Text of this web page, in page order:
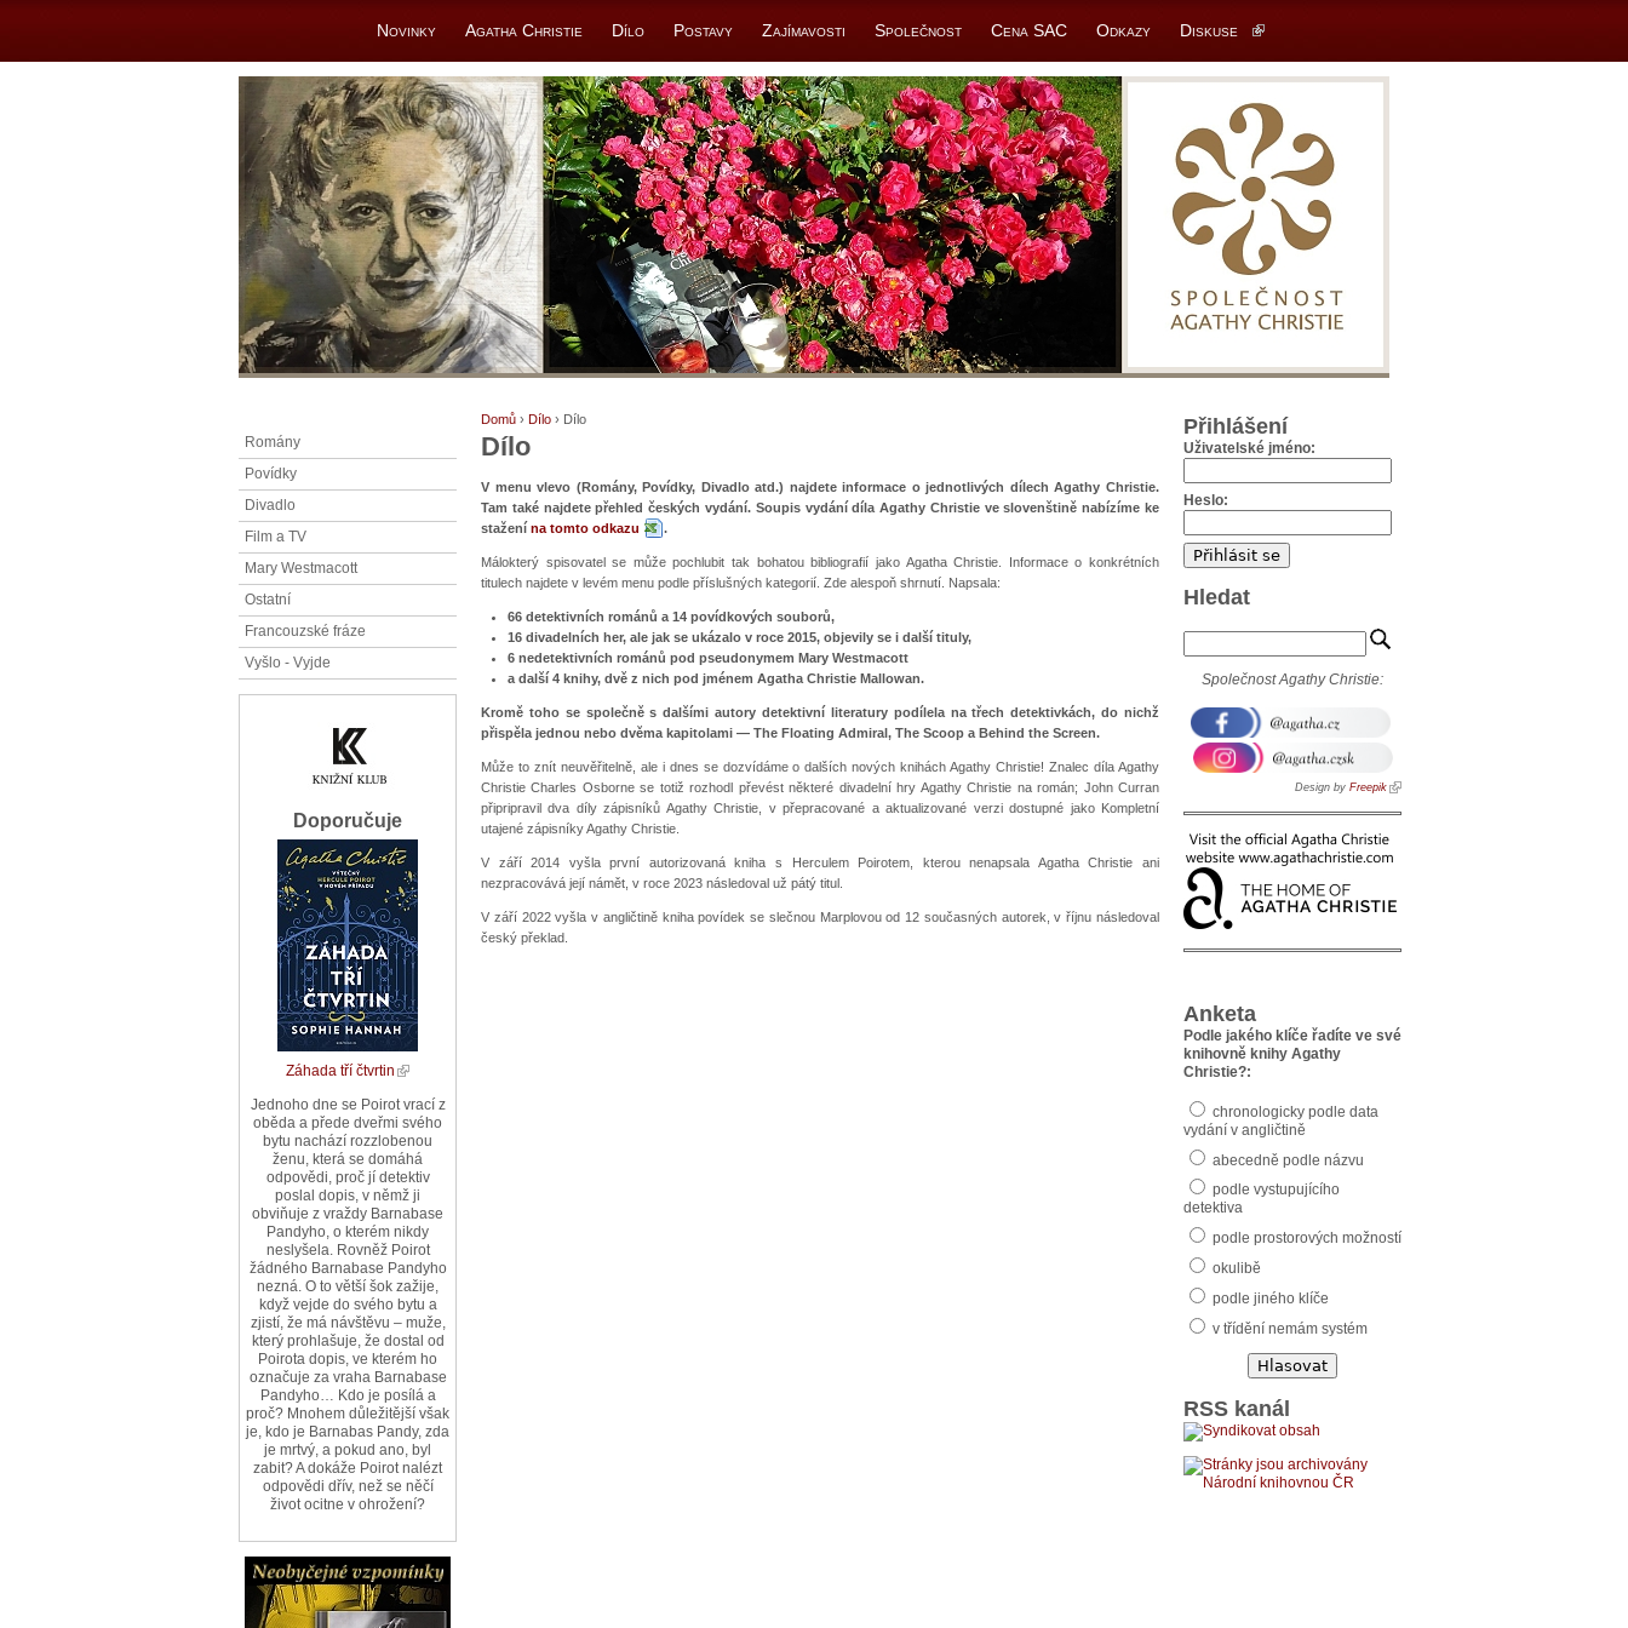
Novinky Agatha Christie Dílo Postavy Zajímavosti Společnost Cena SAC Odkazy Diskuse
Domů › Dílo › Dílo
Dílo
V menu vlevo (Romány, Povídky, Divadlo atd.) najdete informace o jednotlivých dílech Agathy Christie.
Tam také najdete přehled českých vydání. Soupis vydání díla Agathy Christie ve slovenštině nabízíme ke
stažení na tomto odkazu .
Málokterý spisovatel se může pochlubit tak bohatou bibliografií jako Agatha Christie. Informace o konkrétních
titulech najdete v levém menu podle příslušných kategorií. Zde alespoň shrnutí. Napsala:
66 detektivních románů a 14 povídkových souborů,
16 divadelních her, ale jak se ukázalo v roce 2015, objevily se i další tituly,
6 nedetektivních románů pod pseudonymem Mary Westmacott
a další 4 knihy, dvě z nich pod jménem Agatha Christie Mallowan.
Kromě toho se společně s dalšími autory detektivní literatury podílela na třech detektivkách, do nichž
přispěla jednou nebo dvěma kapitolami — The Floating Admiral, The Scoop a Behind the Screen.
Může to znít neuvěřitelně, ale i dnes se dozvídáme o dalších nových knihách Agathy Christie! Znalec díla Agathy
Christie Charles Osborne se totiž rozhodl převést některé divadelní hry Agathy Christie na román; John Curran
připripravil dva díly zápisníků Agathy Christie, v přepracované a aktualizované verzi dostupné jako Kompletní
utajené zápisníky Agathy Christie.
V září 2014 vyšla první autorizovaná kniha s Herculem Poirotem, kterou nenapsala Agatha Christie ani
nezpracovává její námět, v roce 2023 následoval už pátý titul.
V září 2022 vyšla v angličtině kniha povídek se slečnou Marplovou od 12 současných autorek, v říjnu následoval
český překlad.
Romány
Povídky
Divadlo
Film a TV
Mary Westmacott
Ostatní
Francouzské fráze
Vyšlo - Vyjde
Doporučuje
Záhada tří čtvrtin
Jednoho dne se Poirot vrací z
oběda a přede dveřmi svého
bytu nachází rozzlobenou
ženu, která se domáhá
odpovědi, proč jí detektiv
poslal dopis, v němž ji
obviňuje z vraždy Barnabase
Pandyho, o kterém nikdy
neslyšela. Rovněž Poirot
žádného Barnabase Pandyho
nezná. O to větší šok zažije,
když vejde do svého bytu a
zjistí, že má návštěvu – muže,
který prohlašuje, že dostal od
Poirota dopis, ve kterém ho
označuje za vraha Barnabase
Pandyho… Kdo je posílá a
proč? Mnohem důležitější však
je, kdo je Barnabas Pandy, zda
je mrtvý, a pokud ano, byl
zabit? A dokáže Poirot nalézt
odpovědi dřív, než se něčí
život ocitne v ohrožení?
Přihlášení
Uživatelské jméno:
Heslo:
Hledat
Společnost Agathy Christie:
Design by Freepik
Anketa
Podle jakého klíče řadíte ve své
knihovně knihy Agathy
Christie?:
chronologicky podle data
vydání v angličtině
abecedně podle názvu
podle vystupujícího
detektiva
podle prostorových možností
okulibě
podle jiného klíče
v třídění nemám systém
RSS kanál